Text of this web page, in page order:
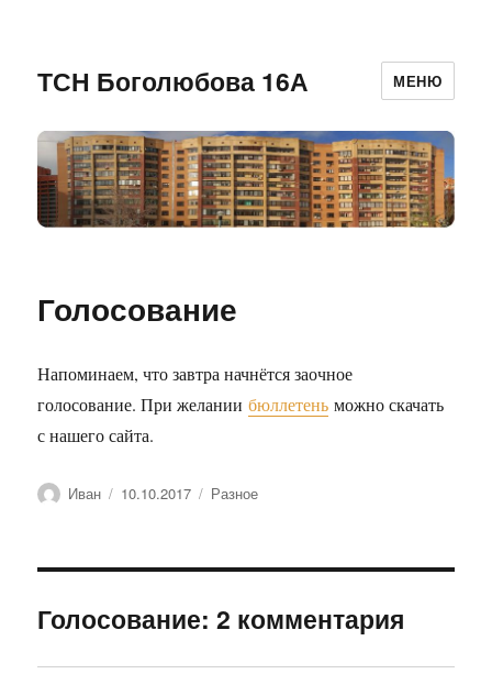
ТСН Боголюбова 16А МЕНЮ
Голосование
Напоминаем, что завтра начнётся заочное
голосование. При желаниибюллетень можно скачать
с нашего сайта.
Автор
Иван Опубликовано
10.10.2017 Рубрики
Разное
Голосование: 2 комментария